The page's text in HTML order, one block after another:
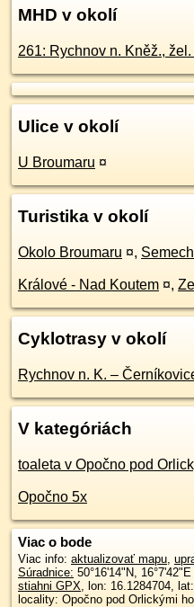
MHD v okolí
261: Rychnov n. Kněž.,
Ulice v okolí
U Broumaru ¤
Turistika v okolí
Okolo Broumaru ¤,
Králové - Nad Koutem ¤,
Cyklotrasy v okolí
Rychnov n. K. –
V kategóriách
toaleta v Opočno pod
Opočno 5x
Viac o bode
Viac info: aktualizovať mapu,
Súradnice: 50°16'14"N, 16°7'42"E
stiahni GPX, lon: 16.1284704,
locality: Opočno pod Orlickými